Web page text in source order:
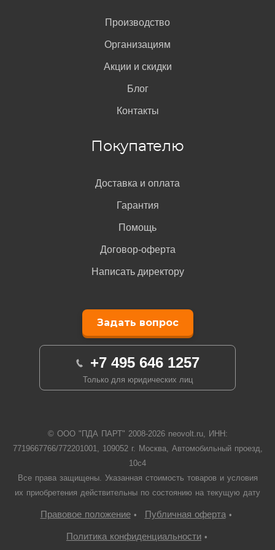
Производство
Организациям
Акции и скидки
Блог
Контакты
Покупателю
Доставка и оплата
Гарантия
Помощь
Договор-оферта
Написать директору
Задать вопрос
+7 495 646 1257
Только для юридических лиц
© ООО "ПДА ПАРТ" 2008-2026neovolt.ru, ИНН:
7719667766/772201001, 109052 г. Москва, Автомобильный проезд,
10с4
Все права защищены. Указанная стоимость товаров и условия
их приобретения действительны по состоянию на текущую дату
Правовое положение• Публичная оферта •
Политика конфиденциальности •